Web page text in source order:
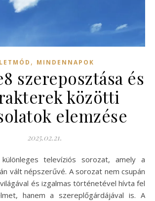
, MINDENNAPOK
szereposztása és
közötti
elemzése
2025.02.21.
vált népszerűvé. A sorozat nem csupán
és izgalmas történetével hívta fel
hanem a szereplőgárdájával is. A